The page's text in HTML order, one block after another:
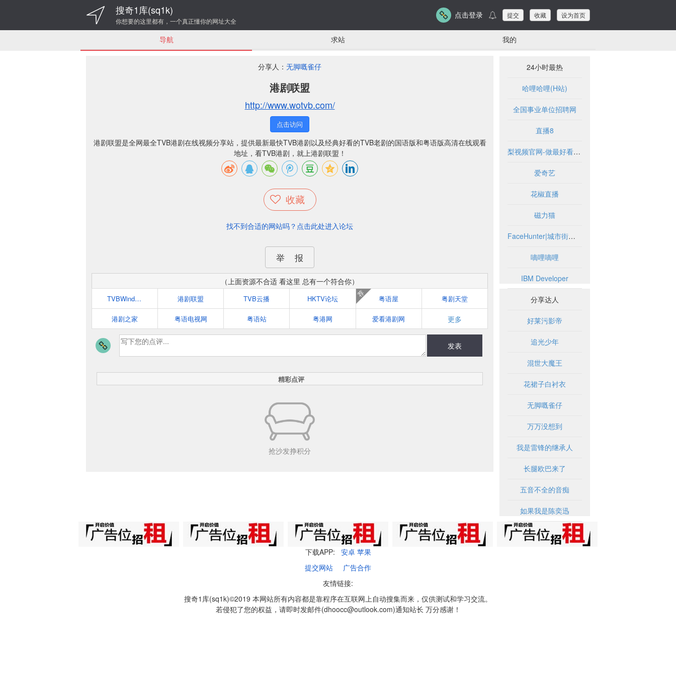
搜奇1库(sq1k)
你想要的这里都有，一个真正懂你的网址大全
点击登录 提交 收藏 设为首页
导航 求站 我的
分享人： 无脚嘅雀仔
港剧联盟
http://www.wotvb.com/
点击访问
港剧联盟是全网最全TVB港剧在线视频分享站，提供最新最快TVB港剧以及经典好看的TVB老剧的国语版和粤语版高清在线观看
地址，看TVB港剧，就上港剧联盟！
收藏
找不到合适的网站吗？点击此处进入论坛
举 报
（上面资源不合适 看这里 总有一个符合你）
TVBWind港剧网 港剧联盟 TVB云播 HKTV论坛 粤语屋
荐
粤剧天堂
港剧之家 粤语电视网 粤语站 粤港网 爱看港剧网 更多
发表
精彩点评
抢沙发挣积分
24小时最热
哈哩哈哩(H站)
全国事业单位招聘网
直播8
梨视频官网-做最好看的资讯短视频-Pear Video
爱奇艺
花椒直播
磁力猫
FaceHunter|城市街头时尚摄影博客
嘀哩嘀哩
IBM Developer
分享达人
好莱污影帝
追光少年
混世大魔王
花裙子白衬衣
无脚嘅雀仔
万万没想到
我是雷锋的继承人
长腿欧巴来了
五音不全的音痴
如果我是陈奕迅
下载APP: 安卓 苹果
提交网站
广告合作
友情链接:
搜奇1库(sq1k)©2019 本网站所有内容都是靠程序在互联网上自动搜集而来，仅供测试和学习交流。
若侵犯了您的权益，请即时发邮件(dhoocc@outlook.com)通知站长 万分感谢！